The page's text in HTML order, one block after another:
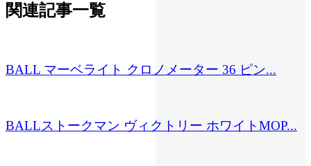
関連記事一覧
BALL マーベライト クロノメーター 36 ピン...
BALLストークマン ヴィクトリー ホワイトMOP...